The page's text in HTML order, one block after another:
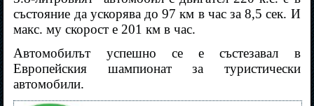
състояние да ускорява до 97 км в час за 8,5 сек. И
макс. му скорост е 201 км в час.
Автомобилът успешно се е състезавал в
Европейския шампионат за туристически
автомобили.